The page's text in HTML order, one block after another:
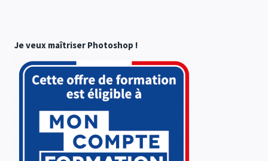
Je veux maîtriser Photoshop !